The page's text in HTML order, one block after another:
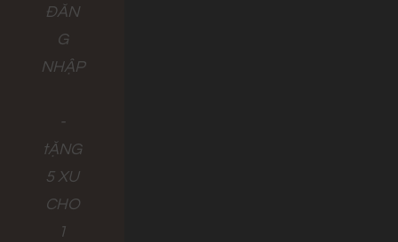
ĐĂN
G
NHẬP
-
tẶNG
5 XU
CHO
1